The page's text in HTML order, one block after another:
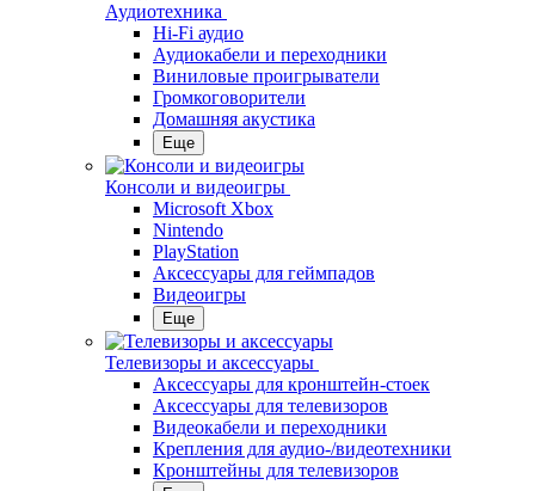
Аудиотехника
Hi-Fi аудио
Аудиокабели и переходники
Виниловые проигрыватели
Громкоговорители
Домашняя акустика
Еще
Консоли и видеоигры
Microsoft Xbox
Nintendo
PlayStation
Аксессуары для геймпадов
Видеоигры
Еще
Телевизоры и аксессуары
Аксессуары для кронштейн-стоек
Аксессуары для телевизоров
Видеокабели и переходники
Крепления для аудио-/видеотехники
Кронштейны для телевизоров